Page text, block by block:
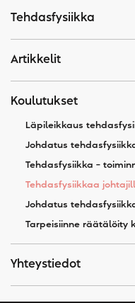
Tehdasfysiikka
Artikkelit
Koulutukset
Läpileikkaus
Johdatus
Tehdasfysiikka –
Tehdasfysiikkaa
Johdatus
Tarpeisiinne räätälöity
Yhteystiedot